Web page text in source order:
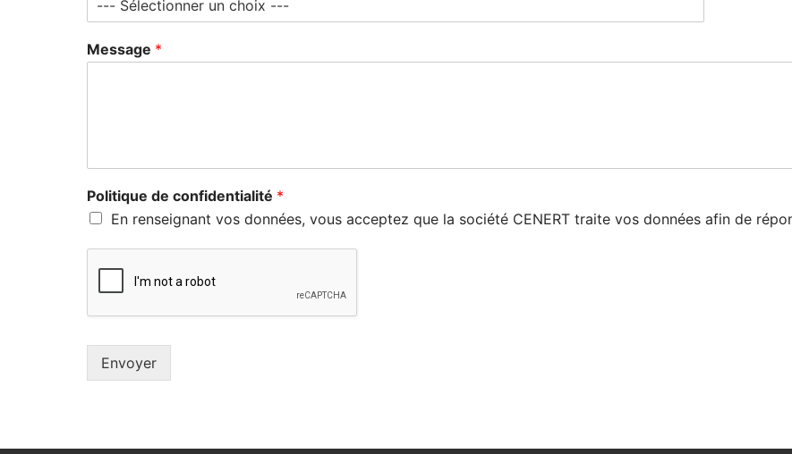
Message *
Politique de confidentialité *
En renseignant vos données, vous acceptez que la société CENERT traite vos données afin de
Envoyer